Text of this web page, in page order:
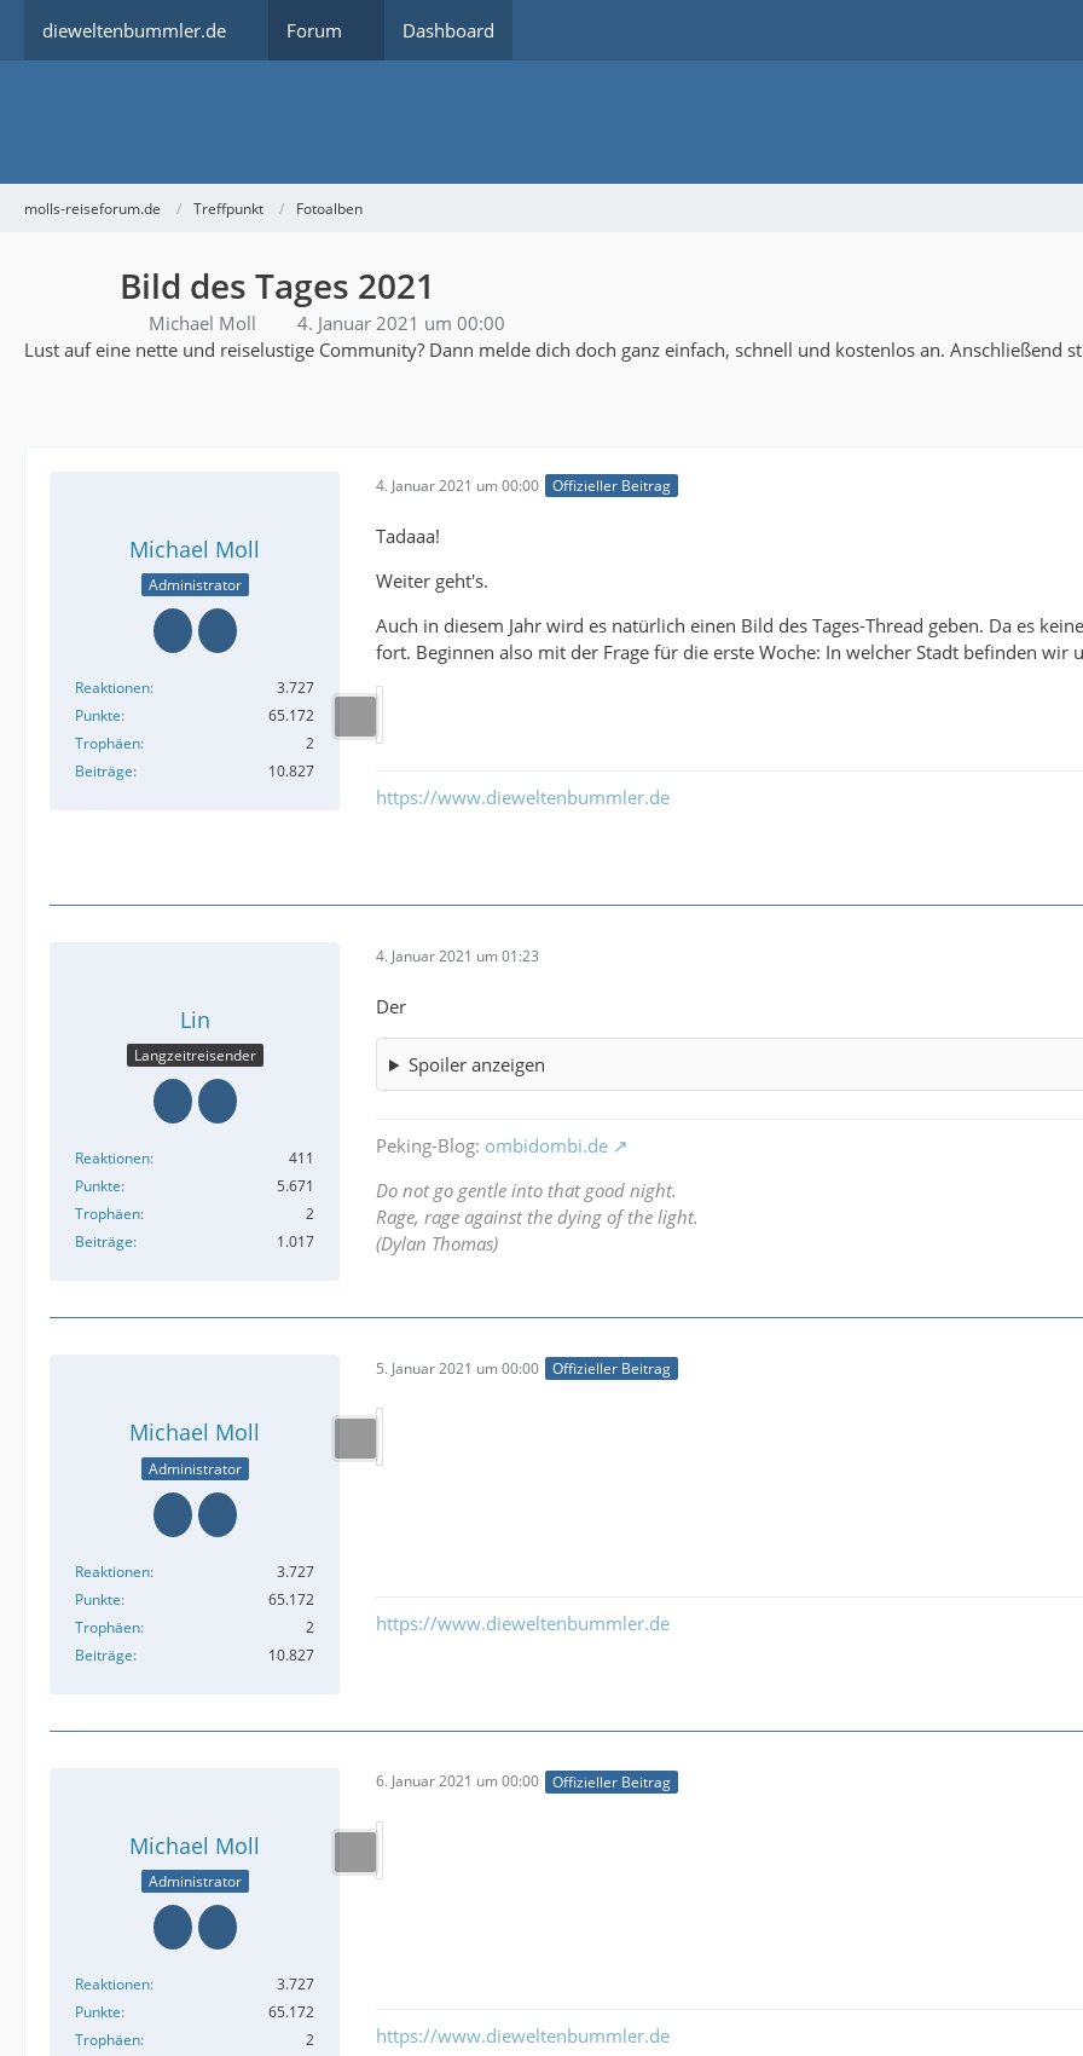
dieweltenbummler.de Forum Dashboard
molls-reiseforum.de Treffpunkt Fotoalben
Bild des Tages 2021
Michael Moll
4. Januar 2021 um 00:00
Lust auf eine nette und reiselustige Community? Dann melde dich doch ganz einfach, schnell und kostenlos an. Anschließend
Michael Moll
Administrator
Reaktionen
3.727
Punkte
65.172
Trophäen
2
Beiträge
10.827
4. Januar 2021 um 00:00 Offizieller Beitrag
Tadaaa!
Weiter geht's.
Auch in diesem Jahr wird es natürlich einen Bild des Tages-Thread geben. Da es
fort. Beginnen also mit der Frage für die erste Woche: In welcher Stadt befinden wir
https://www.dieweltenbummler.de
Lin
Langzeitreisender
Reaktionen
411
Punkte
5.671
Trophäen
2
Beiträge
1.017
4. Januar 2021 um 01:23
Der
Spoiler anzeigen
Peking-Blog: ombidombi.de
Do not go gentle into that good night.
Rage, rage against the dying of the light.
(Dylan Thomas)
Michael Moll
Administrator
Reaktionen
3.727
Punkte
65.172
Trophäen
2
Beiträge
10.827
5. Januar 2021 um 00:00 Offizieller Beitrag
https://www.dieweltenbummler.de
Michael Moll
Administrator
Reaktionen
3.727
Punkte
65.172
Trophäen
2
6. Januar 2021 um 00:00 Offizieller Beitrag
https://www.dieweltenbummler.de